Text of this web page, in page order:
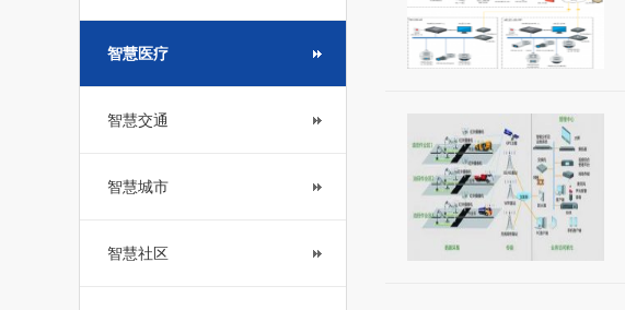
智慧医疗
智慧交通
智慧城市
智慧社区